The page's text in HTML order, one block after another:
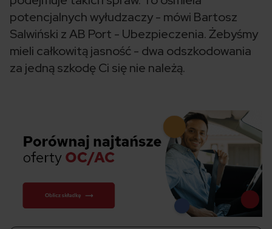
potencjalnych wyłudzaczy - mówi Bartosz
Salwiński z AB Port - Ubezpieczenia. Żebyśmy
mieli całkowitą jasność - dwa odszkodowania
za jedną szkodę Ci się nie należą.